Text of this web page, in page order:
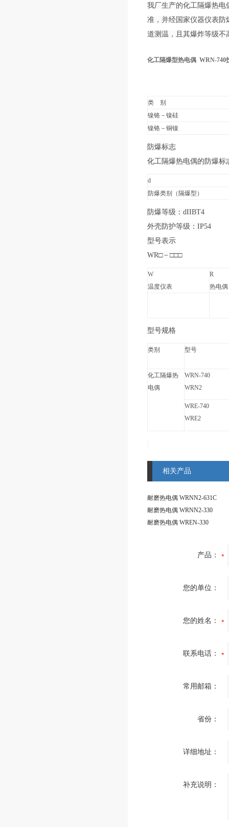
我厂生产的化工隔爆热电
准，并经国家仪器仪表防
道测温，且其爆炸等级不
化工隔爆型热电偶 WRN-740​
类 别
镍铬－镍硅
镍铬－铜镍
防爆标志
化工隔爆热电偶的防爆标
d
防爆类别（隔爆型）
防爆等级：dIIBT4
外壳防护等级：IP54
型号表示
WR□－□□□
W
温度仪表
R
热电偶
型号规格
类别 型号
化工隔爆热
电偶
WRN-740
WRN2
WRE-740
WRE2
相关产品
耐磨热电偶 WRNN2-631C
耐磨热电偶 WRNN2-330
耐磨热电偶 WREN-330
产品：
您的单位：
您的姓名：
联系电话：
常用邮箱：
省份：
详细地址：
补充说明：